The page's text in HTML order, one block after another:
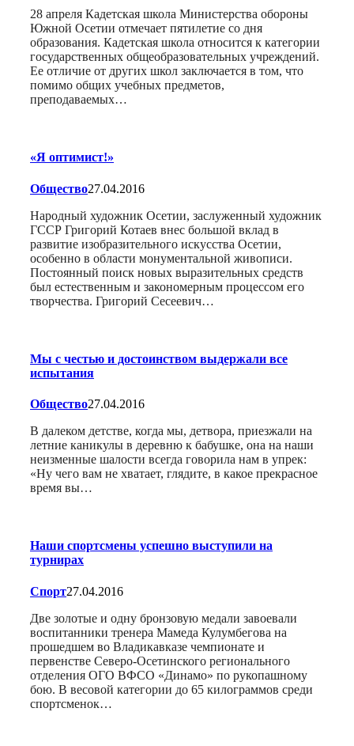
28 апреля Кадетская школа Министерства обороны
Южной Осетии отмечает пятилетие со дня
образования. Кадетская школа относится к категории
государственных общеобразовательных учреждений.
Ее отличие от других школ заключается в том, что
помимо общих учебных предметов,
преподаваемых…
«Я оптимист!»
Общество27.04.2016
Народный художник Осетии, заслуженный художник
ГССР Григорий Котаев внес большой вклад в
развитие изобразительного искусства Осетии,
особенно в области монументальной живописи.
Постоянный поиск новых выразительных средств
был естественным и закономерным процессом его
творчества. Григорий Сесеевич…
Мы с честью и достоинством выдержали все
испытания
Общество27.04.2016
В далеком детстве, когда мы, детвора, приезжали на
летние каникулы в деревню к бабушке, она на наши
неизменные шалости всегда говорила нам в упрек:
«Ну чего вам не хватает, глядите, в какое прекрасное
время вы…
Наши спортсмены успешно выступили на
турнирах
Спорт27.04.2016
Две золотые и одну бронзовую медали завоевали
воспитанники тренера Мамеда Кулумбегова на
прошедшем во Владикавказе чемпионате и
первенстве Северо-Осетинского регионального
отделения ОГО ВФСО «Динамо» по рукопашному
бою. В весовой категории до 65 килограммов среди
спортсменок…